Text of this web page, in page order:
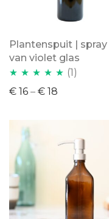
Plantenspuit | spray
van violet glas
Waardering
(1)
€ 16 – € 18